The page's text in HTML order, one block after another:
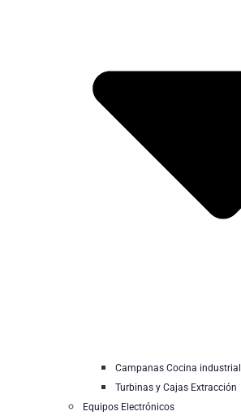
Campanas Cocina industrial
Turbinas y Cajas Extracción
Equipos Electrónicos